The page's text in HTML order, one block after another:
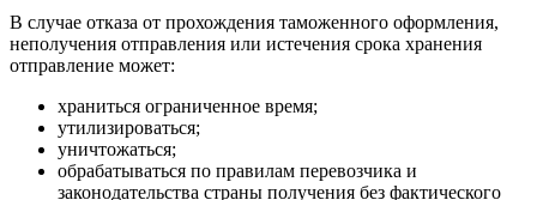
В случае отказа от прохождения таможенного оформления,
неполучения отправления или истечения срока хранения
отправление может:
храниться ограниченное время;
утилизироваться;
уничтожаться;
обрабатываться по правилам перевозчика и
законодательства страны получения без фактического